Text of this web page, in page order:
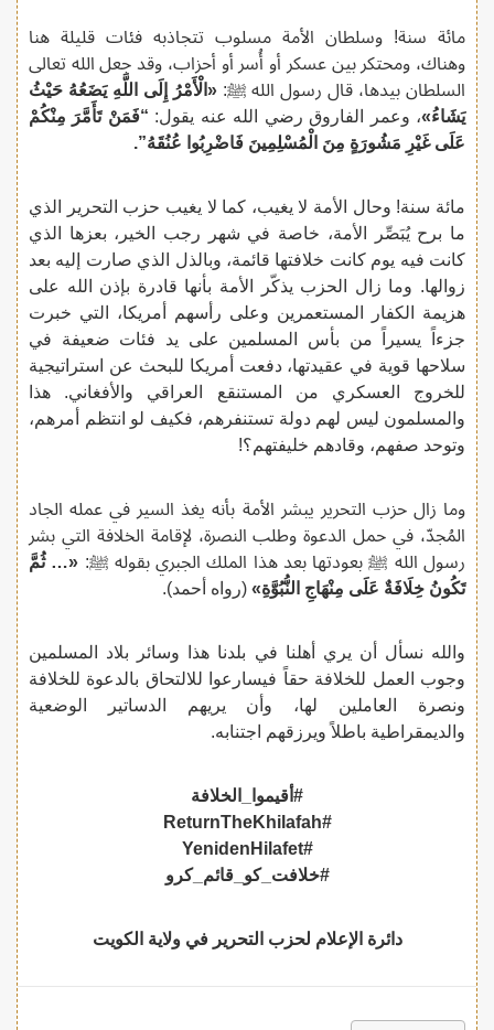
مائة سنة! وسلطان الأمة مسلوب تتجاذبه فئات قليلة هنا
وهناك، ومحتكر بين عسكر أو أُسر أو أحزاب، وقد جعل الله تعالى
السلطان بيدها، قال رسول الله ﷺ:«الْأَمْرُ إِلَى اللَّهِ يَضَعُهُ حَيْثُ
يَشَاءُ»، وعمر الفاروق رضي الله عنه يقول: “فَمَنْ تَأَمَّرَ مِنْكُمْ
عَلَى غَيْرِ مَشُورَةٍ مِنَ الْمُسْلِمِينَ فَاضْرِبُوا عُنُقَهُ”.
مائة سنة! وحال الأمة لا يغيب، كما لا يغيب حزب التحرير الذي
ما برح يُبَصِّر الأمة، خاصة في شهر رجب الخير، بعزها الذي
كانت فيه يوم كانت خلافتها قائمة، وبالذل الذي صارت إليه بعد
زوالها. وما زال الحزب يذكّر الأمة بأنها قادرة بإذن الله على
هزيمة الكفار المستعمرين وعلى رأسهم أمريكا، التي خبرت
جزءاً يسيراً من بأس المسلمين على يد فئات ضعيفة في
سلاحها قوية في عقيدتها، دفعت أمريكا للبحث عن استراتيجية
للخروج العسكري من المستنقع العراقي والأفغاني. هذا
والمسلمون ليس لهم دولة تستنفرهم، فكيف لو انتظم أمرهم،
وتوحد صفهم، وقادهم خليفتهم؟!
وما زال حزب التحرير يبشر الأمة بأنه يغذ السير في عمله الجاد
المُجدّ، في حمل الدعوة وطلب النصرة، لإقامة الخلافة التي بشر
رسول الله ﷺ بعودتها بعد هذا الملك الجبري بقوله ﷺ: «… ثُمَّ
تَكُونُ خِلَافَةٌ عَلَى مِنْهَاجِ النُّبُوَّةِ» (رواه أحمد).
والله نسأل أن يري أهلنا في بلدنا هذا وسائر بلاد المسلمين
وجوب العمل للخلافة حقاً فيسارعوا للالتحاق بالدعوة للخلافة
ونصرة العاملين لها، وأن يريهم الدساتير الوضعية
والديمقراطية باطلاً ويرزقهم اجتنابه.
#أقيموا_الخلافة
#ReturnTheKhilafah
#YenidenHilafet
#خلافت_کو_قائم_کرو
دائرة الإعلام لحزب التحرير في ولاية الكويت